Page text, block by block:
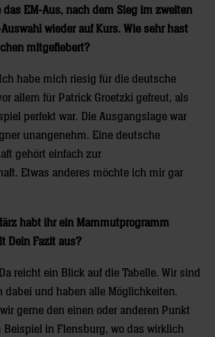
das EM-Aus, nach dem Sieg im zweiten
wieder auf Kurs. Wie sehr hast
mitgefiebert?
Ich habe mich riesig für die deutsche
allem für Patrick Groetzki gefreut, als
perfekt war. Die Ausgangslage war
unangenehm. Eine deutsche
gehört einfach zur
Etwas anderes möchte ich mir gar
habt ihr ein Mammutprogramm
Dein Fazit aus?
Da reicht ein Blick auf die Tabelle. Wir sind
dabei und haben alle Möglichkeiten.
gerne den einen oder anderen Punkt
Beispiel in Flensburg, wo das wirklich